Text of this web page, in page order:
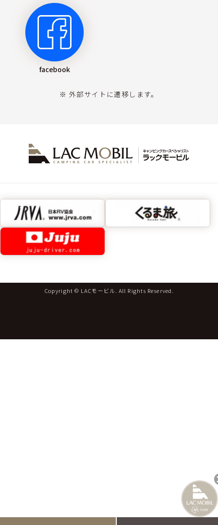
facebook
※ 外部サイトに遷移します。
Copyright © LACモービル. All Rights Reserved.